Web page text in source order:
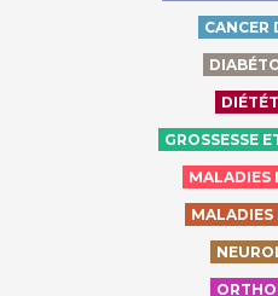
CANCER
GROSSESSE
MALADIES
MALADIES